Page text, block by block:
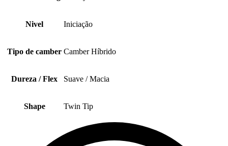
Nivel Iniciação
Tipo de camber Camber Híbrido
Dureza / Flex Suave / Macia
Shape Twin Tip